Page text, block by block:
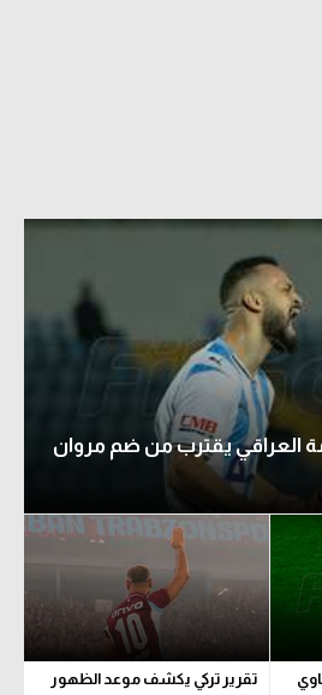
العراقي يقترب من ضم مروان
تقرير تركي يكشف موعد الظهور